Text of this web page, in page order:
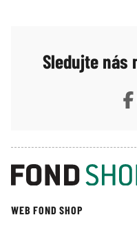
Sledujte nás
WEB FOND SHOP